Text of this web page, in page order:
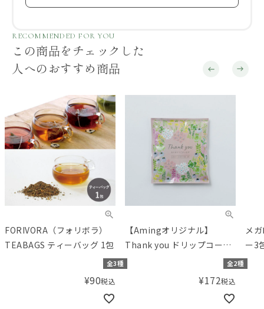
RECOMMENDED FOR YOU
この商品をチェックした
人へのおすすめ商品
FORIVORA（フォリボラ）
TEABAGS ティーバッグ 1包
全3種
¥90税込
【Amingオリジナル】
Thank you ドリップコーヒ
ー
全2種
¥172税込
メ
ー3